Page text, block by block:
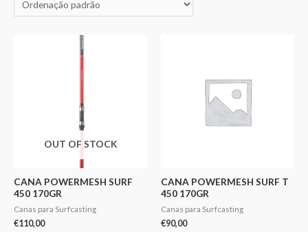
OUT OF STOCK
CANA POWERMESH SURF
450 170GR
Canas para Surfcasting
€110,00
CANA POWERMESH SURF T
450 170GR
Canas para Surfcasting
€90,00